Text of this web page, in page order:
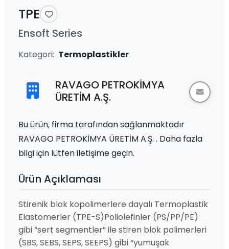
TPE
Ensoft Series
Kategori: Termoplastikler
RAVAGO PETROKİMYA
ÜRETİM A.Ş.
Bu ürün, firma tarafından sağlanmaktadır
RAVAGO PETROKİMYA ÜRETİM A.Ş. . Daha fazla
bilgi için lütfen iletişime geçin.
Ürün Açıklaması
Stirenik blok kopolimerlere dayalı Termoplastik
Elastomerler (TPE-S)Poliolefinler (PS/PP/PE)
gibi “sert segmentler” ile stiren blok polimerleri
(SBS, SEBS, SEPS, SEEPS) gibi “yumuşak